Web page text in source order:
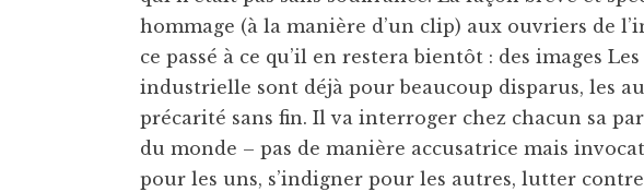
hommage (à la manière d’un clip) aux ouvriers de
ce passé à ce qu’il en restera bientôt : des images
industrielle sont déjà pour beaucoup disparus, les
précarité sans fin. Il va interroger chez chacun sa
du monde – pas de manière accusatrice mais
pour les uns, s’indigner pour les autres, lutter